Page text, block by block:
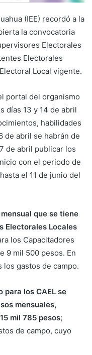
(IEE) recordó a la
la convocatoria
Electorales
Electorales
Local vigente.
portal del organismo
días 13 y 14 de abril
habilidades
de abril se habrán de
de abril publicar los
con el periodo de
el 11 de junio del
que se tiene
Electorales Locales
los Capacitadores
9 mil 500 pesos. En
los gastos de campo.
para los CAEL se
mensuales,
mil 785 pesos;
de campo, cuyo